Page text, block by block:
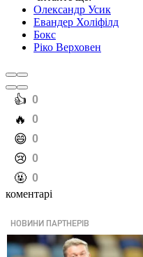
Олександр Усик
Евандер Холіфілд
Бокс
Ріко Верховен
️👍 0
️🔥 0
️😄 0
️😢 0
️🤬 0
коментарі